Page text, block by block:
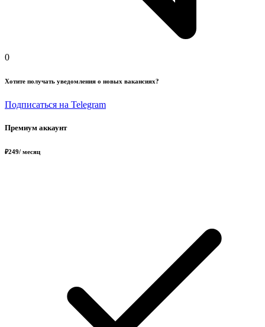
0
Хотите получать уведомления о новых вакансиях?
Подписаться на Telegram
Премиум аккаунт
₽249/ месяц